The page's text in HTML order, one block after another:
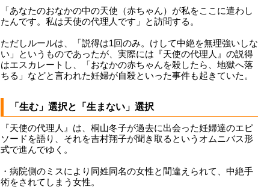
「あなたのおなかの中の天使（赤ちゃん）が私をここに遣わし
たんです。私は天使の代理人です」と訪問する。
ただしルールは、「説得は1回のみ。けして中絶を無理強いしな
い」というものであったが、実際には『天使の代理人』の説得
はエスカレートし、「おなかの赤ちゃんを殺したら、地獄へ落
ちる」などと言われた妊婦が自殺といった事件も起きていた。
「生む」選択と「生まない」選択
『天使の代理人』は、桐山冬子が過去に出会った妊婦達のエピ
ソードを語り、それを吉村翔子が聞き取るというオムニバス形
式で進んでゆく。
・病院側のミスにより同姓同名の女性と間違えられて、中絶手
術をされてしまう女性。